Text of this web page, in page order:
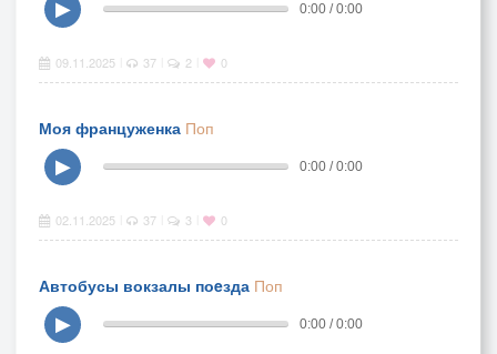
▶
0:00 / 0:00
09.11.2025 37 2 0
Моя француженка Поп
▶
0:00 / 0:00
02.11.2025 37 3 0
Автобусы вокзалы поeзда Поп
▶
0:00 / 0:00